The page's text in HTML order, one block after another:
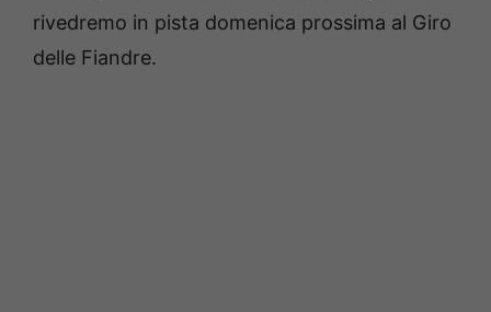
rivedremo in pista domenica prossima al Giro
delle Fiandre.